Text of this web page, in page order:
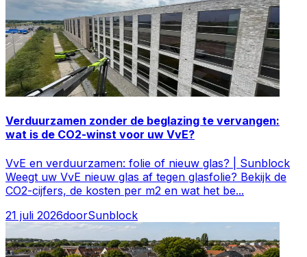
Verduurzamen zonder de beglazing te vervangen:
wat is de CO2-winst voor uw VvE?
VvE en verduurzamen: folie of nieuw glas? | Sunblock
Weegt uw VvE nieuw glas af tegen glasfolie? Bekijk de
CO2-cijfers, de kosten per m2 en wat het be...
21 juli 2026doorSunblock